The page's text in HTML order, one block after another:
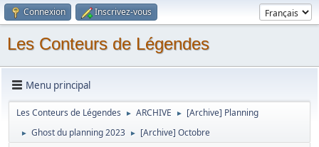
Connexion Inscrivez-vous
Les Conteurs de Légendes
Menu principal
Les Conteurs de Légendes ► ARCHIVE ► [Archive] Planning
► Ghost du planning 2023 ► [Archive] Octobre